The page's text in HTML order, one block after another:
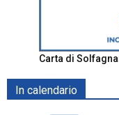
Carta di
In calendario